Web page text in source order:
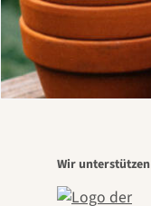
Wir unterstützen